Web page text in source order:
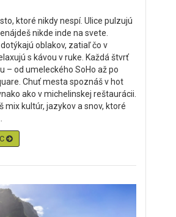
ktoré nikdy nespí. Ulice pulzujú
nikde inde na svete.
oblakov, zatiaľ čo v
s kávou v ruke. Každá štvrť
– od umeleckého SoHo až po
Chuť mesta spoznáš v hot
ako v michelinskej reštaurácii.
mix kultúr, jazykov a snov, ktoré